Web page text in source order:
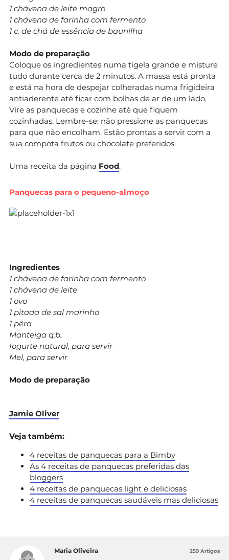
1 chávena de leite magro
1 chávena de farinha com fermento
1 c. de chá de essência de baunilha
Modo de preparação
Coloque os ingredientes numa tigela grande e misture
tudo durante cerca de 2 minutos. A massa está pronta
e está na hora de despejar colheradas numa frigideira
antiaderente até ficar com bolhas de ar de um lado.
Vire as panquecas e cozinhe até que fiquem
cozinhadas. Lembre-se: não pressione as panquecas
para que não encolham. Estão prontas a servir com a
sua compota frutos ou chocolate preferidos.
Uma receita da página Food.
Panquecas para o pequeno-almoço
Ingredientes
1 chávena de farinha com fermento
1 chávena de leite
1 ovo
1 pitada de sal marinho
1 pêra
Manteiga q.b.
Iogurte natural, para servir
Mel, para servir
Modo de preparação
Jamie Oliver
Veja também:
4 receitas de panquecas para a Bimby
As 4 receitas de panquecas preferidas das
bloggers
4 receitas de panquecas light e deliciosas
4 receitas de panquecas saudáveis mas deliciosas
Maria Oliveira 259 Artigos